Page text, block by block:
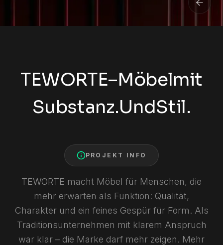
TEWORTE–Möbelmit
Substanz.UndStil.
PROJEKT INFO
TEWORTE macht Möbel für Menschen, die
mehr erwarten als Funktion: Qualität,
Charakter und ein feines Gespür für Form. Als
Traditionsunternehmen mit klarem Anspruch
war klar – die Marke darf mehr zeigen. Mehr